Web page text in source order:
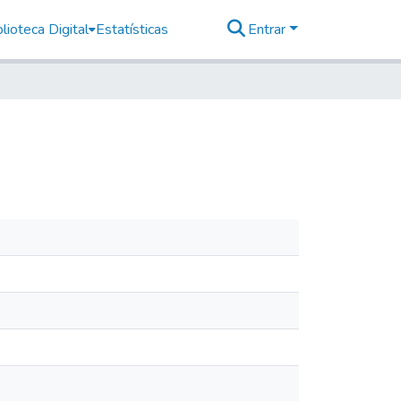
Digital Estatísticas Entrar